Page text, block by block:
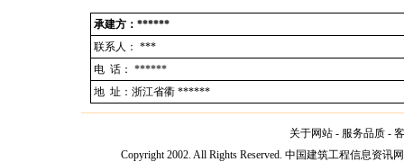
承建方：******
联系人： ***
电 话： ******
地 址：浙江省衢 ******
关于网站 - 服务品质 -
Copyright 2002. All Rights Reserved. 中国建筑工程信息资讯